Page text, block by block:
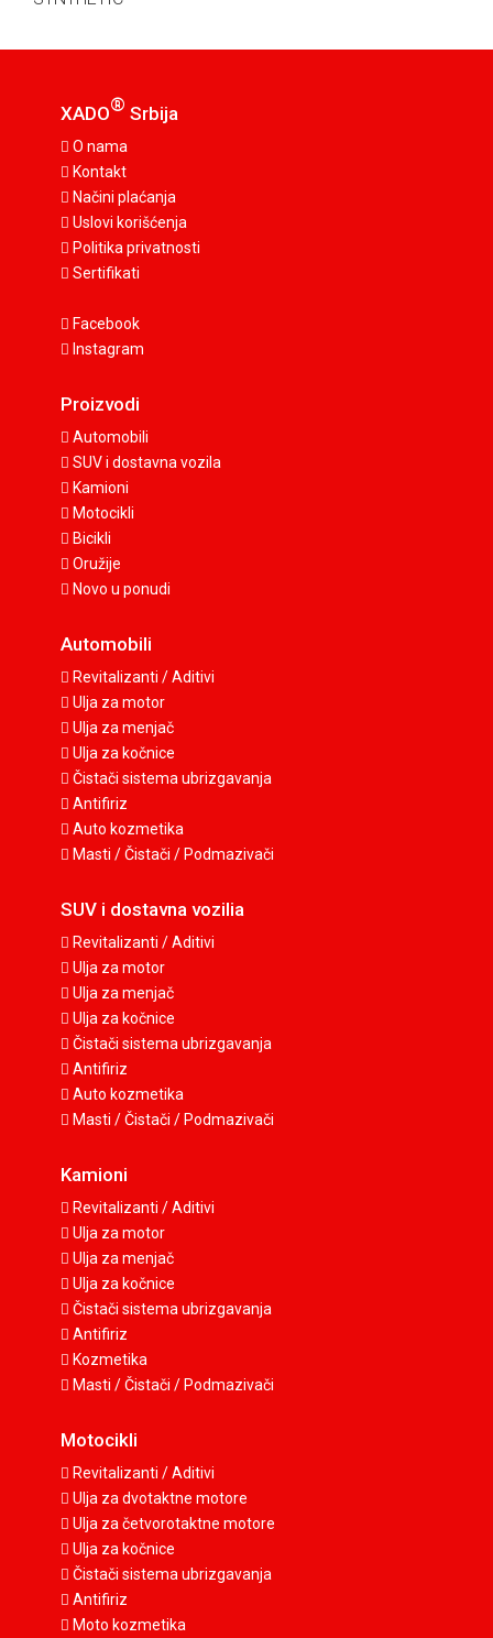
XADO® Srbija
O nama
Kontakt
Načini plaćanja
Uslovi korišćenja
Politika privatnosti
Sertifikati
Facebook
Instagram
Proizvodi
Automobili
SUV i dostavna vozila
Kamioni
Motocikli
Bicikli
Oružije
Novo u ponudi
Automobili
Revitalizanti / Aditivi
Ulja za motor
Ulja za menjač
Ulja za kočnice
Čistači sistema ubrizgavanja
Antifiriz
Auto kozmetika
Masti / Čistači / Podmazivači
SUV i dostavna vozilia
Revitalizanti / Aditivi
Ulja za motor
Ulja za menjač
Ulja za kočnice
Čistači sistema ubrizgavanja
Antifiriz
Auto kozmetika
Masti / Čistači / Podmazivači
Kamioni
Revitalizanti / Aditivi
Ulja za motor
Ulja za menjač
Ulja za kočnice
Čistači sistema ubrizgavanja
Antifiriz
Kozmetika
Masti / Čistači / Podmazivači
Motocikli
Revitalizanti / Aditivi
Ulja za dvotaktne motore
Ulja za četvorotaktne motore
Ulja za kočnice
Čistači sistema ubrizgavanja
Antifiriz
Moto kozmetika